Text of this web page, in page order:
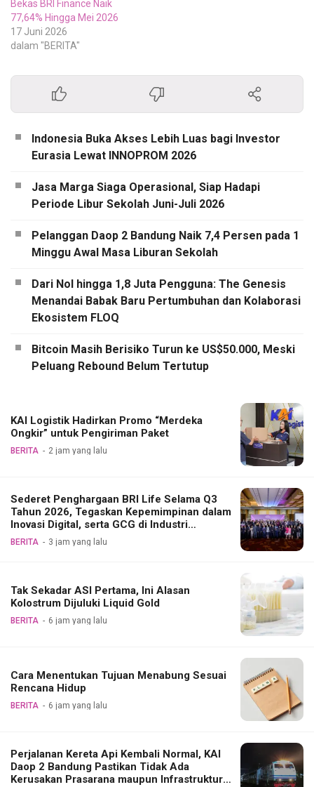
Bekas BRI Finance Naik
77,64% Hingga Mei 2026
17 Juni 2026
dalam "BERITA"
Indonesia Buka Akses Lebih Luas bagi Investor
Eurasia Lewat INNOPROM 2026
Jasa Marga Siaga Operasional, Siap Hadapi
Periode Libur Sekolah Juni-Juli 2026
Pelanggan Daop 2 Bandung Naik 7,4 Persen pada 1
Minggu Awal Masa Liburan Sekolah
Dari Nol hingga 1,8 Juta Pengguna: The Genesis
Menandai Babak Baru Pertumbuhan dan Kolaborasi
Ekosistem FLOQ
Bitcoin Masih Berisiko Turun ke US$50.000, Meski
Peluang Rebound Belum Tertutup
KAI Logistik Hadirkan Promo “Merdeka
Ongkir” untuk Pengiriman Paket
BERITA 2 jam yang lalu
Sederet Penghargaan BRI Life Selama Q3
Tahun 2026, Tegaskan Kepemimpinan dalam
Inovasi Digital, serta GCG di Industri
Asuransi Jiwa
BERITA 3 jam yang lalu
Tak Sekadar ASI Pertama, Ini Alasan
Kolostrum Dijuluki Liquid Gold
BERITA 6 jam yang lalu
Cara Menentukan Tujuan Menabung Sesuai
Rencana Hidup
BERITA 6 jam yang lalu
Perjalanan Kereta Api Kembali Normal, KAI
Daop 2 Bandung Pastikan Tidak Ada
Kerusakan Prasarana maupun Infrastruktur